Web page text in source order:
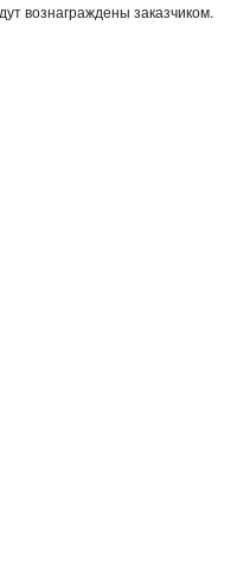
вознаграждены заказчиком.